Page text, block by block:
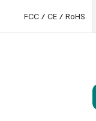
FCC / CE / RoHS